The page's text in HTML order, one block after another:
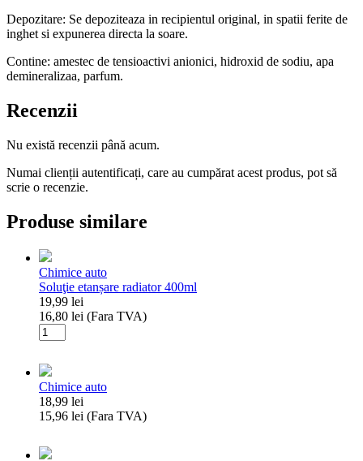
Depozitare: Se depoziteaza in recipientul original, in spatii ferite de
inghet si expunerea directa la soare.
Contine: amestec de tensioactivi anionici, hidroxid de sodiu, apa
demineralizaa, parfum.
Recenzii
Nu există recenzii până acum.
Numai clienții autentificați, care au cumpărat acest produs, pot să
scrie o recenzie.
Produse similare
Chimice auto
Soluţie etanșare radiator 400ml
19,99 lei
16,80 lei (Fara TVA)
Cantitate
Soluţie
radiator
400ml
Chimice auto
18,99 lei
15,96 lei (Fara TVA)